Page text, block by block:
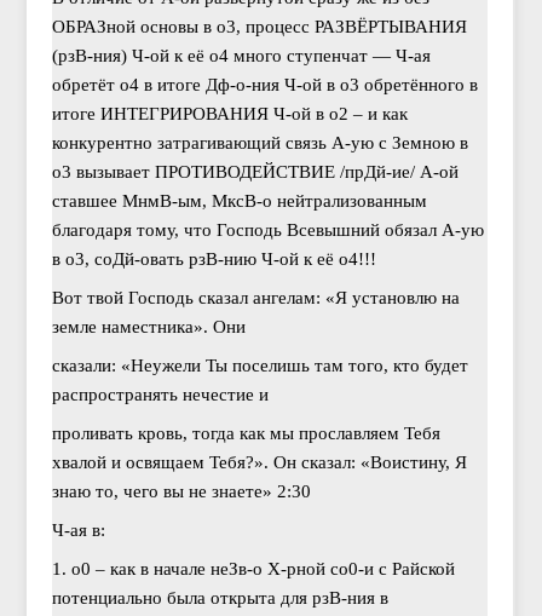
ОБРАЗной основы в о3, процесс РАЗВЁРТЫВАНИЯ
(рзВ-ния) Ч-ой к её о4 много ступенчат — Ч-ая
обретёт о4 в итоге Дф-о-ния Ч-ой в о3 обретённого в
итоге ИНТЕГРИРОВАНИЯ Ч-ой в о2 – и как
конкурентно затрагивающий связь А-ую с Земною в
о3 вызывает ПРОТИВОДЕЙСТВИЕ /прДй-ие/ А-ой
ставшее МнмВ-ым, МксВ-о нейтрализованным
благодаря тому, что Господь Всевышний обязал А-ую
в о3, соДй-овать рзВ-нию Ч-ой к её о4!!!
Вот твой Господь сказал ангелам: «Я установлю на
земле наместника». Они
сказали: «Неужели Ты поселишь там того, кто будет
распространять нечестие и
проливать кровь, тогда как мы прославляем Тебя
хвалой и освящаем Тебя?». Он сказал: «Воистину, Я
знаю то, чего вы не знаете» 2:30
Ч-ая в:
1. о0 – как в начале неЗв-о Х-рной со0-и с Райской
потенциально была открыта для рзВ-ния в